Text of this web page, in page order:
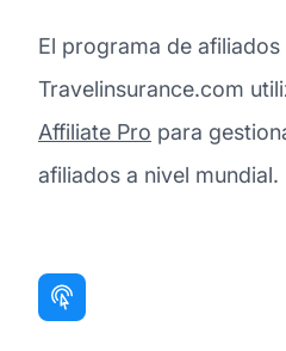
El programa de afiliados
Travelinsurance.com
Affiliate Pro para
afiliados a nivel mundial.